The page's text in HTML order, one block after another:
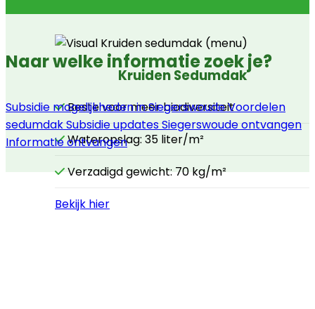
Kruiden Sedumdak
Beste voor meer biodiversiteit
Wateropslag: 35 liter/m²
Verzadigd gewicht: 70 kg/m²
Bekijk hier
Naar welke informatie zoek je?
Subsidie mogelijkheden in SiegerswoudeVoordelen
sedumdakSubsidie updates Siegerswoude ontvangen
Informatie ontvangen